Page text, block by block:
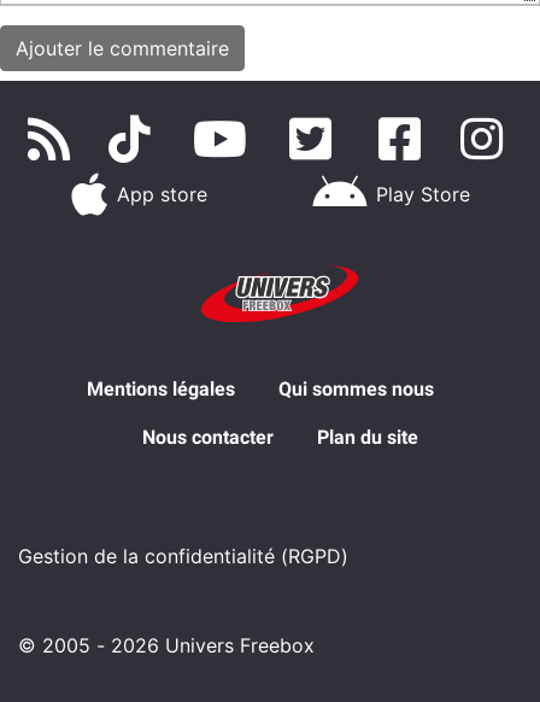
App store Play Store
Mentions légales Qui sommes nous
Nous contacter Plan du site
Gestion de la confidentialité (RGPD)
© 2005 - 2026 Univers Freebox